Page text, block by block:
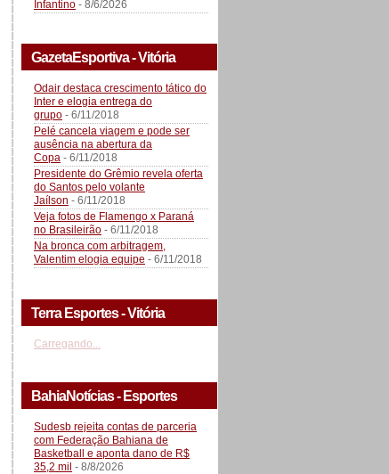
Infantino - 8/6/2026
GazetaEsportiva - Vitória
Odair destaca crescimento tático do
Inter e elogia entrega do
grupo - 6/11/2018
Pelé cancela viagem e pode ser
ausência na abertura da
Copa - 6/11/2018
Presidente do Grêmio revela oferta
do Santos pelo volante
Jaílson - 6/11/2018
Veja fotos de Flamengo x Paraná
no Brasileirão - 6/11/2018
Na bronca com arbitragem,
Valentim elogia equipe - 6/11/2018
Terra Esportes - Vitória
Carregando...
BahiaNotícias - Esportes
Sudesb rejeita contas de parceria
com Federação Bahiana de
Basketball e aponta dano de R$
35,2 mil - 8/8/2026